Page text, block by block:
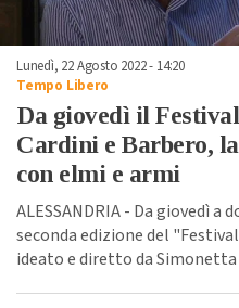
Lunedì, 22 Agosto 2022 - 14:20
Tempo Libero
Da giovedì il
Cardini e Barbero,
con elmi e armi
ALESSANDRIA - Da giovedì a
seconda edizione del
ideato e diretto da